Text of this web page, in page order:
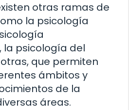
otras ramas de
la psicología
la psicología del
que permiten
ámbitos y
de la
áreas.